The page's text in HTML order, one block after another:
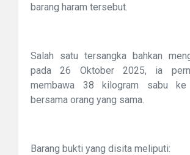
barang haram tersebut.
Salah satu tersangka bahkan
pada 26 Oktober 2025, ia
membawa 38 kilogram sabu ke
bersama orang yang sama.
Barang bukti yang disita meliputi: